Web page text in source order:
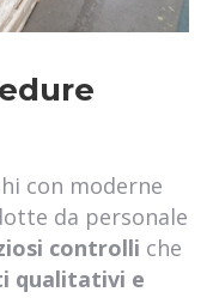
con moderne
da personale
controlli che
qualitativi e